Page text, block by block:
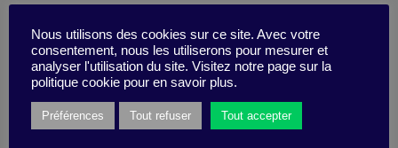
Building success – not
failure – into systems at
Riskpulse
Nous utilisons des cookies sur ce site. Avec votre
consentement, nous les utiliserons pour mesurer et
analyser l'utilisation du site. Visitez notre page sur la
politique cookie pour en savoir plus.
Préférences Tout refuser Tout accepter